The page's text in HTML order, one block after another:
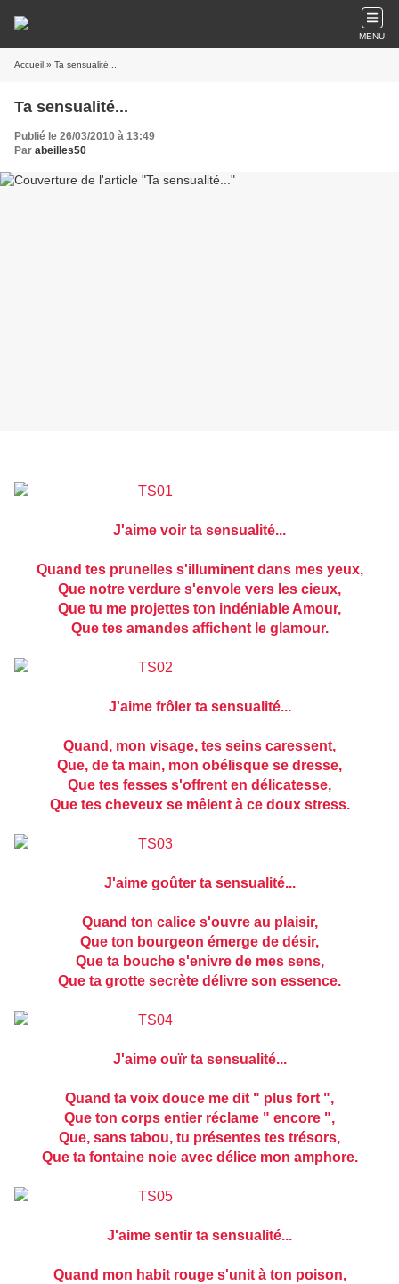
MENU
Accueil » Ta sensualité...
Ta sensualité...
Publié le 26/03/2010 à 13:49
Par abeilles50
J'aime voir ta sensualité...
Quand tes prunelles s'illuminent dans mes yeux,
Que notre verdure s'envole vers les cieux,
Que tu me projettes ton indéniable Amour,
Que tes amandes affichent le glamour.
J'aime frôler ta sensualité...
Quand, mon visage, tes seins caressent,
Que, de ta main, mon obélisque se dresse,
Que tes fesses s'offrent en délicatesse,
Que tes cheveux se mêlent à ce doux stress.
J'aime goûter ta sensualité...
Quand ton calice s'ouvre au plaisir,
Que ton bourgeon émerge de désir,
Que ta bouche s'enivre de mes sens,
Que ta grotte secrète délivre son essence.
J'aime ouïr ta sensualité...
Quand ta voix douce me dit " plus fort ",
Que ton corps entier réclame " encore ",
Que, sans tabou, tu présentes tes trésors,
Que ta fontaine noie avec délice mon amphore.
J'aime sentir ta sensualité...
Quand mon habit rouge s'unit à ton poison,